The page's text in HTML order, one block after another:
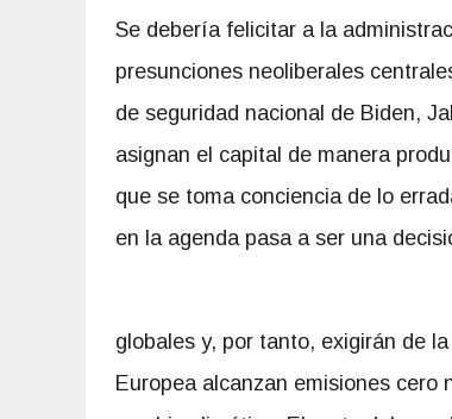
Se debería felicitar a la
presunciones neoliberales
de seguridad nacional de Biden,
asignan el capital de manera
que se toma conciencia de lo
en la agenda pasa a ser una
globales y, por tanto, exigirán de
Europea alcanzan emisiones cero